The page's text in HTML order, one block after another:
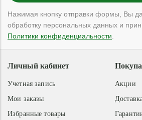
Нажимая кнопку отправки формы, Вы
обработку персональных данных и
Политики конфиденциальности
Акции
Личный кабинет
Учетная запись
Мои заказы
Избранные товары